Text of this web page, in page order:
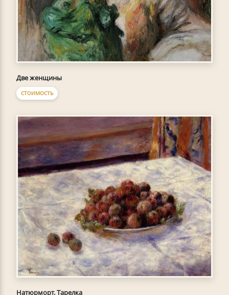
Две женщины
СТОИМОСТЬ
Натюрморт. Тарелка